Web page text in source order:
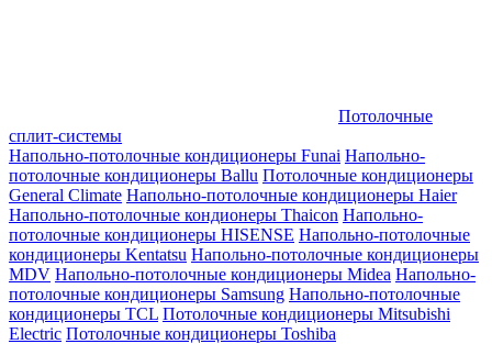
Потолочные
сплит-системы
Напольно-потолочные кондиционеры Funai Напольно-
потолочные кондиционеры Ballu Потолочные кондиционеры
General Climate Напольно-потолочные кондиционеры Haier
Напольно-потолочные кондионеры Thaicon Напольно-
потолочные кондиционеры HISENSE Напольно-потолочные
кондиционеры Kentatsu Напольно-потолочные кондиционеры
MDV Напольно-потолочные кондиционеры Midea Напольно-
потолочные кондиционеры Samsung Напольно-потолочные
кондиционеры TCL Потолочные кондиционеры Mitsubishi
Electric Потолочные кондиционеры Toshiba